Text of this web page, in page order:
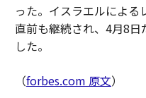
った。イスラエルによ
直前も継続され、4月8
した。
（forbes.com 原文）